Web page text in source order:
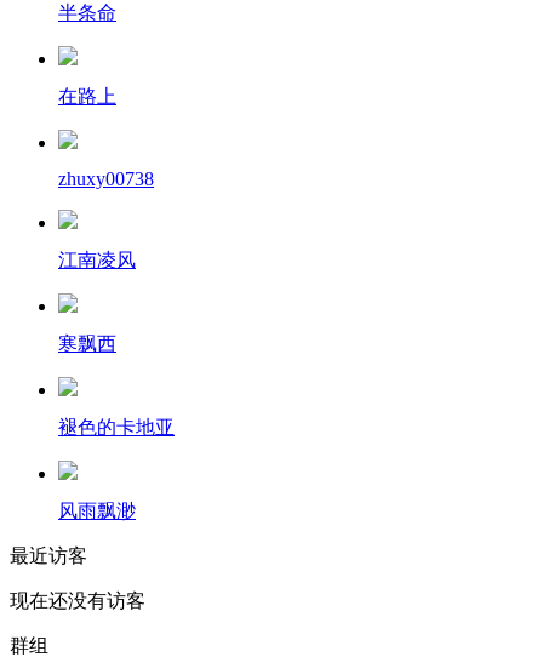
半条命
在路上
zhuxy00738
江南凌风
寒飘西
褪色的卡地亚
风雨飘渺
最近访客
现在还没有访客
群组